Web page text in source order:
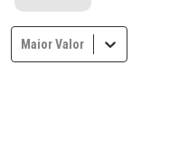
Maior Valor